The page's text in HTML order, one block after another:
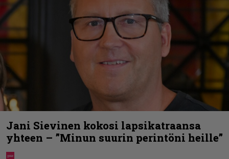
Jani Sievinen kokosi lapsikatraansa
yhteen – ”Minun suurin perintöni heille”